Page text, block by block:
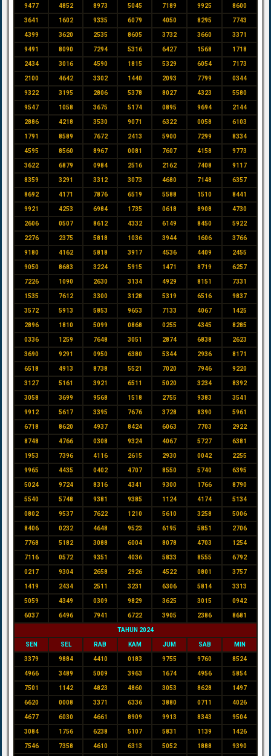
9477 4852 8973 5045 7189 9925 8600
3641 1602 9335 6079 4050 8295 7743
4399 3620 2535 8605 3732 3660 3371
9491 8090 7294 5316 6427 1568 1718
2434 3016 4590 1815 5329 6054 7173
2100 4642 3302 1440 2093 7799 0344
9322 3195 2806 5378 8027 4323 5580
9547 1058 3675 5174 0895 9694 2144
2886 4218 3530 9071 6322 0058 6103
1791 8589 7672 2413 5900 7299 8334
4595 8560 8967 0081 7607 4158 9773
3622 6879 0984 2516 2162 7408 9117
8359 3291 3312 3073 4680 7148 6357
8692 4171 7876 6519 5588 1510 8441
9921 4253 6984 1735 0618 8908 4730
2606 0507 8612 4332 6149 8450 5922
2276 2375 5818 1036 3944 1606 3766
9180 4162 5818 3917 4536 4409 2455
9050 8683 3224 5915 1471 8719 6257
7226 1090 2630 3134 4929 8151 7331
1535 7612 3300 3128 5319 6516 9837
3572 5913 5853 9653 7133 4067 1425
2896 1810 5099 0868 0255 4345 8285
0336 1259 7648 3051 2874 6838 2623
3690 9291 0950 6380 5344 2936 8171
6518 4913 8738 5521 7020 7946 9220
3127 5161 3921 6511 5020 3234 8392
3058 3699 9568 1518 2755 9383 3541
9912 5617 3395 7676 3728 8390 5961
6718 8620 4937 8424 6063 7703 2922
8748 4766 0308 9324 4067 5727 6381
1953 7396 4116 2615 2930 0042 2255
9965 4435 0402 4707 8550 5740 6395
5024 9724 8316 4341 9300 1766 8790
5540 5748 9381 9385 1124 4174 5134
0802 9537 7622 1210 5610 3258 5006
8406 0232 4648 9523 6195 5851 2706
7768 5182 3088 6004 8078 4703 1254
7116 0572 9351 4036 5833 8555 6792
0217 9304 2658 2926 4522 0801 3757
1419 2434 2511 3231 6306 5814 3313
5059 4349 0309 9829 3625 3015 0942
6037 6496 7941 6722 3905 2386 8681
TAHUN 2024
SEN SEL RAB KAM JUM SAB MIN
3379 9884 4410 0183 9755 9760 8524
4966 3489 5009 3963 1674 4956 5854
7501 1142 4823 4860 3053 8628 1497
6620 0008 3371 6336 3880 0711 4026
4677 6030 4661 8909 9913 8343 9504
3084 1756 6238 5107 5831 1139 1426
7546 7358 4610 6313 5052 1888 9390